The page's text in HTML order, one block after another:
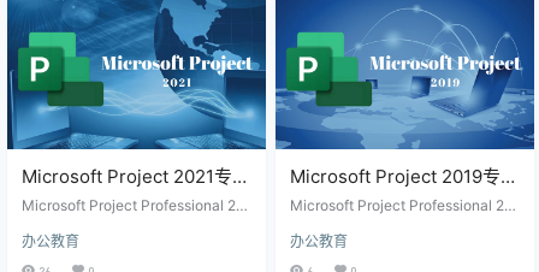
Microsoft Project 2021专业
版下载及安装激活方法
Microsoft Project Professional 20
新版本，不仅继承了前几代产品的
优秀特性，还在功能和用户体验上
办公教育
Microsoft Project 2019专业
版下载及安装教程，附永久
Microsoft Project Professional 20
目管理软件，提供了丰富的模板和
工具，能帮助项目经理或项目团队
办公教育